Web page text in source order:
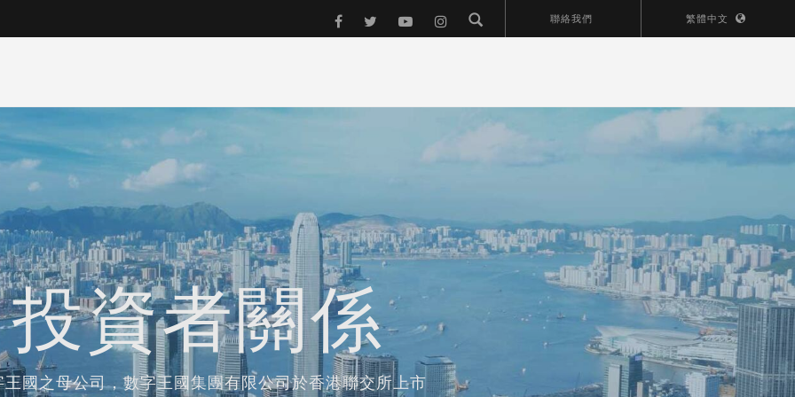
聯絡我們 繁體中文
投資者關係
王國之母公司，數字王國集團有限公司於香港聯交所上市